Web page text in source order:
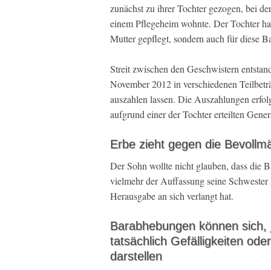
zunächst zu ihrer Tochter gezogen, bei
einem Pflegeheim wohnte. Der Tochter
Mutter gepflegt, sondern auch für diese
Streit zwischen den Geschwistern
November 2012 in verschiedenen
auszahlen lassen. Die Auszahlungen
aufgrund einer der Tochter erteilten
Erbe zieht gegen die
Der Sohn wollte nicht glauben, dass die
vielmehr der Auffassung seine
Herausgabe an sich verlangt hat.
Barabhebungen können
tatsächlich Gefälligkeiten
darstellen